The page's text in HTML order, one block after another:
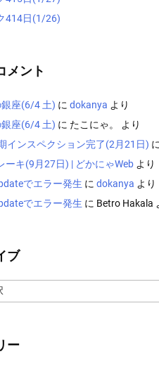
414日(1/26)
メント
座(6/4 土) に dokanya より
座(6/4 土) に たこにゃ。
より
インスペクション完了(2月21日) に
ーキ(9月27日) | どかにゃWeb より
でエラー発生 に dokanya より
でエラー発生 に Betro Hakala
ブ
ー